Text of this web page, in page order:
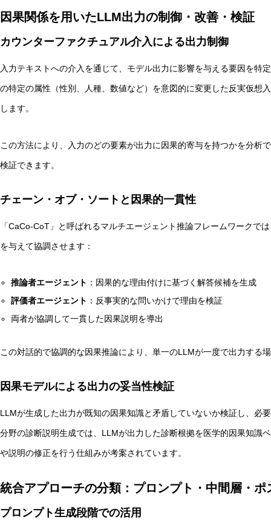
因果関係を用いたLLM出力の制御・改善・検証
カウンターファクチュアル介入による出力制御
入力テキストへの介入を通じて、モデル出力に影響を与える要因を特
の特定の属性（性別、人種、数値など）を意図的に変更した反実仮想
します。
この方法により、入力のどの要素が出力に因果的寄与を持つかを分析
検証できます。
チェーン・オブ・ソートと因果的一貫性
「CaCo-CoT」と呼ばれるマルチエージェント推論フレームワークで
を与えて協調させます：
推論者エージェント ：因果的な理由付けに基づく解答候補を生成
評価者エージェント ：反事実的な問いかけで理由を検証
両者が協調して一貫した因果説明を導出
この対話的で協調的な因果推論により、単一のLLMが一度で出力する
因果モデルによる出力の妥当性検証
LLMが生成した出力が既知の因果知識と矛盾していないか検証し、必
分野の診断説明生成では、LLMが出力した診断根拠を医学的因果知識
や説明の修正を行う仕組みが考案されています。
統合アプローチの分類：プロンプト・中間層・ポ
プロンプト生成段階での活用